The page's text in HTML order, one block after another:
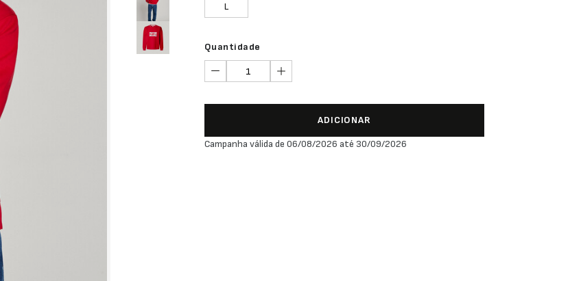
L
Quantidade
ADICIONAR
Campanha válida de 06/08/2026 até 30/09/2026